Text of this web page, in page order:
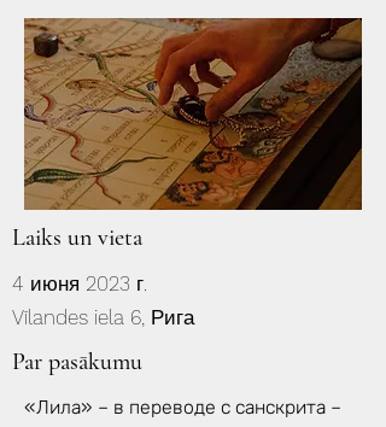
Laiks un vieta
4 июня 2023 г.
Vīlandes iela 6, Рига
Par pasākumu
«Лила» – в переводе с санскрита –